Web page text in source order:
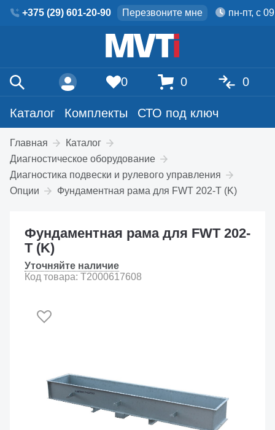
+375 (29) 601-20-90 Перезвоните мне пн-пт, с
Каталог Комплекты СТО под ключ
0 0 0
Главная
Каталог
Диагностическое оборудование
Диагностика подвески и рулевого управления
Опции
Фундаментная рама для FWT 202-T (K)
Фундаментная рама для FWT 202-
T (K)
Уточняйте наличие
Код товара: T2000617608